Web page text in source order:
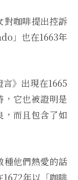
對咖啡提出控訴
」也在1663年
言》出現在1665
，它也被證明是
而且包含了如
種他們熱愛的話
年以「咖啡